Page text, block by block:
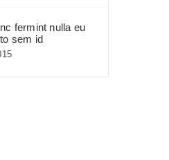
fermint nulla eu
sem id